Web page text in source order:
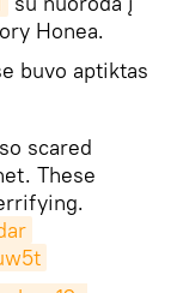
Honea.
buvo aptiktas
scared
These